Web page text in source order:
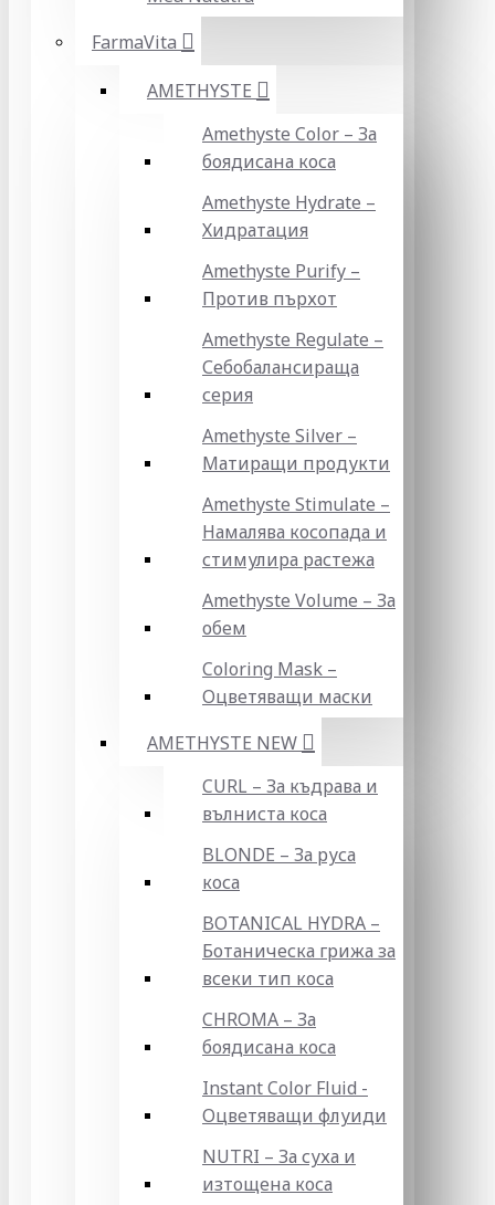
FarmaVita
AMETHYSTE
Amethyste Color – За
боядисана коса
Amethyste Hydrate –
Хидратация
Amethyste Purify –
Против пърхот
Amethyste Regulate –
Себобалансираща
серия
Amethyste Silver –
Матиращи продукти
Amethyste Stimulate –
Намалява косопада и
стимулира растежа
Amethyste Volume – За
обем
Coloring Mask –
Оцветяващи маски
AMETHYSTE NEW
CURL – За къдрава и
вълниста коса
BLONDE – За руса
коса
BOTANICAL HYDRA –
Ботаническа грижа за
всеки тип коса
CHROMA – За
боядисана коса
Instant Color Fluid -
Оцветяващи флуиди
NUTRI – За суха и
изтощена коса